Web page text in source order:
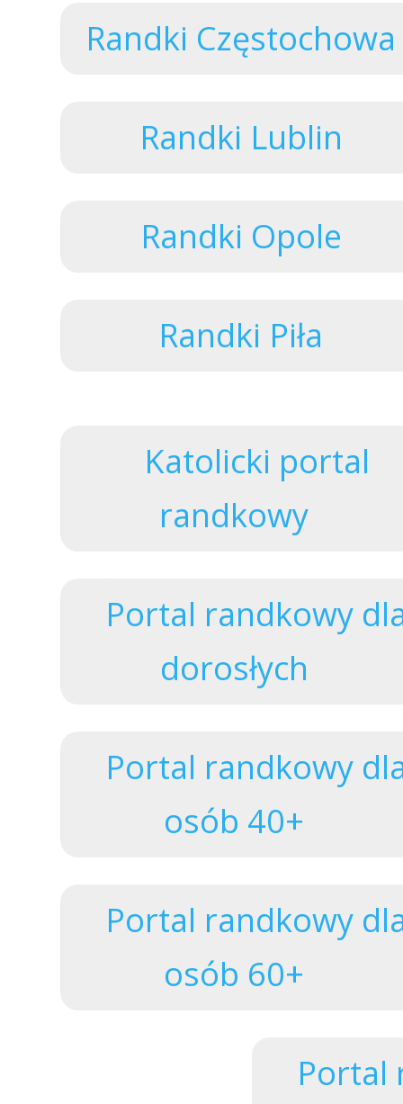
Randki Częstochowa
Randki Lublin
Randki Opole
Randki Piła
Katolicki portal
randkowy
Portal randkowy
dorosłych
Portal randkowy
osób 40+
Portal randkowy
osób 60+
Portal